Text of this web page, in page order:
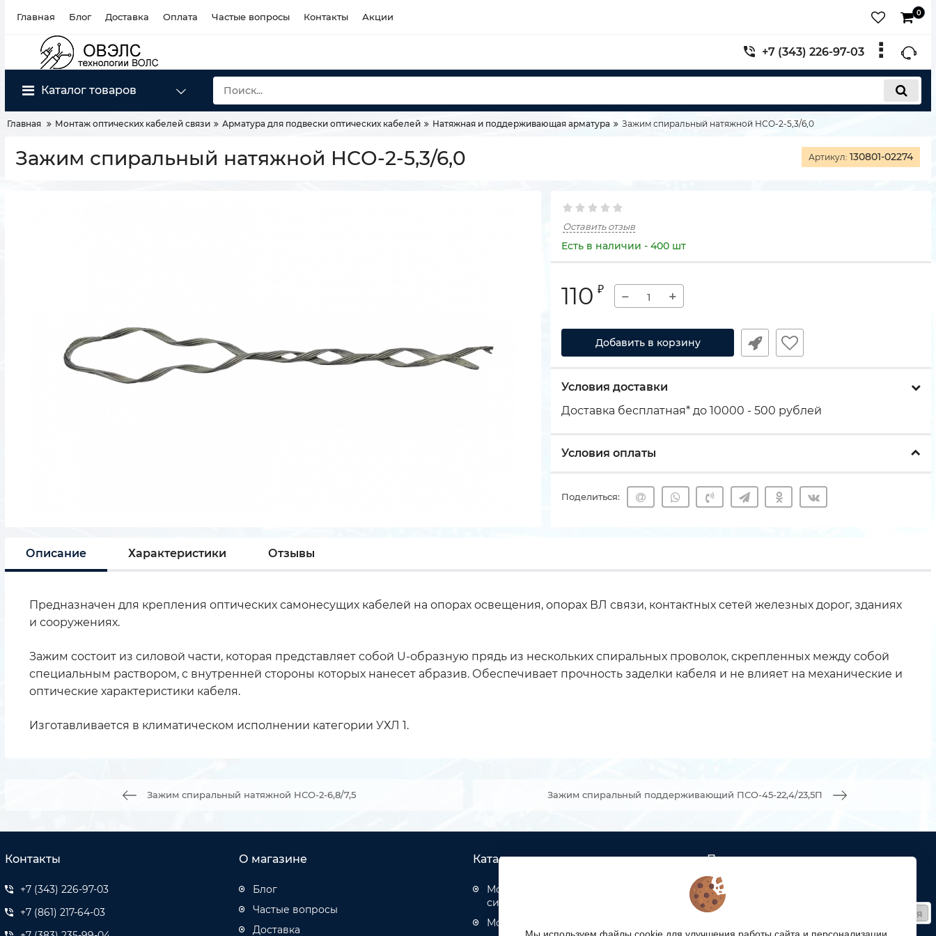
Главная Блог Доставка Оплата Частые вопросы Контакты Акции 0
+7 (343) 226-97-03
Каталог товаров
Главная Монтаж оптических кабелей связи Арматура для подвески оптических кабелей Натяжная и поддерживающая арматура Зажим спиральный натяжной НСО-2-5,3/6,0
Зажим спиральный натяжной НСО-2-5,3/6,0 Артикул: 130801-02274
Оставить отзыв
Есть в наличии - 400 шт
110 ₽ − +
Добавить в корзину
Условия доставки
Доставка бесплатная* до 10000 - 500 рублей
Условия оплаты
Поделиться:
Описание Характеристики Отзывы
Предназначен для крепления оптических самонесущих кабелей на опорах освещения, опорах ВЛ связи, контактных сетей железных дорог, зданиях
и сооружениях.
Зажим состоит из силовой части, которая представляет собой U-образную прядь из нескольких спиральных проволок, скрепленных между собой
специальным раствором, с внутренней стороны которых нанесет абразив. Обеспечивает прочность заделки кабеля и не влияет на механические и
оптические характеристики кабеля.
Изготавливается в климатическом исполнении категории УХЛ 1.
Зажим спиральный натяжной НСО-2-6,8/7,5 Зажим спиральный поддерживающий ПСО-45-22,4/23,5П
Контакты
+7 (343) 226-97-03
+7 (861) 217-64-03
О магазине
Блог
Частые вопросы
Доставка
Каталог товаров
Монтаж структурированных кабельных
систем
Монтаж оптических кабелей связи
Подписка
Получайте только полезные статьи!
Подписаться